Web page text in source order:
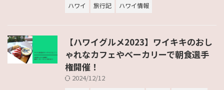
ハワイ 旅行記 ハワイ情報
【ハワイグルメ2023】ワイキキのおし
ゃれなカフェやベーカリーで朝食選手
権開催！
2024/12/12